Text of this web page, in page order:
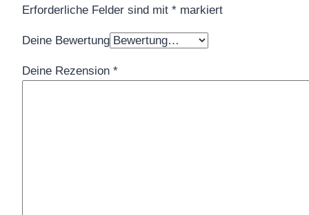
Erforderliche Felder sind mit * markiert
Deine Bewertung
Deine Rezension *